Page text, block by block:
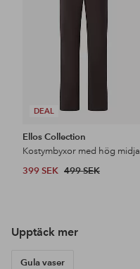
DEAL
Ellos Collection
Kostymbyxor med hög midja
399 SEK 499 SEK
Upptäck mer
Gula vaser